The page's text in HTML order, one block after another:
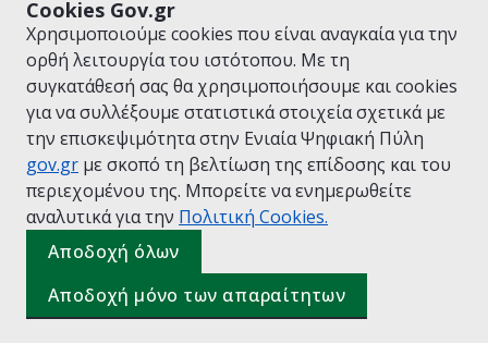
Cookies Gov.gr
Χρησιμοποιούμε cookies που είναι αναγκαία για την
ορθή λειτουργία του ιστότοπου. Με τη
συγκατάθεσή σας θα χρησιμοποιήσουμε και cookies
για να συλλέξουμε στατιστικά στοιχεία σχετικά με
την επισκεψιμότητα στην Ενιαία Ψηφιακή Πύλη
gov.gr με σκοπό τη βελτίωση της επίδοσης και του
περιεχομένου της. Μπορείτε να ενημερωθείτε
αναλυτικά για την Πολιτική Cookies.
Αποδοχή όλων
Αποδοχή μόνο των απαραίτητων
Όροι Χρήσης
Πολιτική Απορρήτου
Δήλωση προσβασιμότητας
Πολιτική cookies
Προτάσεις για το gov.gr
Υλοποίηση από το Υπουργείο Ψηφιακής
Διακυβέρνησης
Ελληνικά | Αγγλικά